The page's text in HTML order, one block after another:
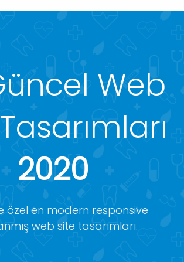
Web
2020
özel en modern responsive
web site tasarımları.